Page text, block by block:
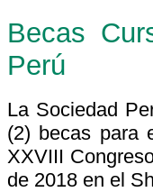
Becas
Perú
La Sociedad
(2) becas para
XXVIII
de 2018 en el